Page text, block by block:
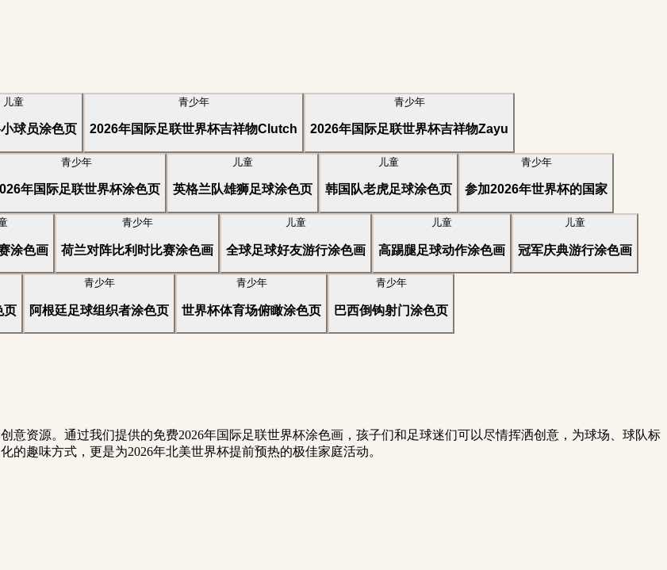
儿童
球员涂色页
青少年
2026年国际足联世界杯吉祥物Clutch
青少年
2026年国际足联世界杯吉祥物Zayu
青少年
年国际足联世界杯涂色页
儿童
英格兰队雄狮足球涂色页
儿童
韩国队老虎足球涂色页
青少年
参加2026年世界杯的国家
涂色画
青少年
荷兰对阵比利时比赛涂色画
儿童
全球足球好友游行涂色画
儿童
高踢腿足球动作涂色画
儿童
冠军庆典游行涂色画
页
青少年
阿根廷足球组织者涂色页
青少年
世界杯体育场俯瞰涂色页
青少年
巴西倒钩射门涂色页
意资源。通过我们提供的免费2026年国际足联世界杯涂色画，孩子们和足球迷们可以尽情挥洒创意，为球场、球队标
趣味方式，更是为2026年北美世界杯提前预热的极佳家庭活动。